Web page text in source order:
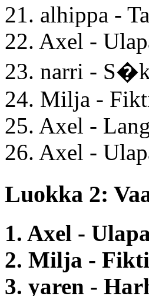
21. alhippa -
22. Axel -
23. narri -
24. Milja -
25. Axel -
26. Axel -
Luokka 2:
1. Axel -
2. Milja -
3. yaren -